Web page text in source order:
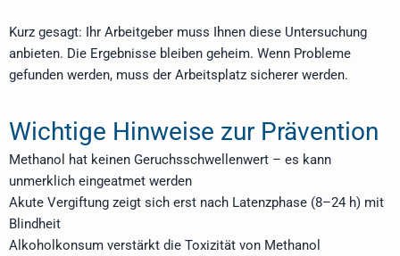
Kurz gesagt: Ihr Arbeitgeber muss Ihnen diese Untersuchung
anbieten. Die Ergebnisse bleiben geheim. Wenn Probleme
gefunden werden, muss der Arbeitsplatz sicherer werden.
Wichtige Hinweise zur Prävention
Methanol hat keinen Geruchsschwellenwert – es kann
unmerklich eingeatmet werden
Akute Vergiftung zeigt sich erst nach Latenzphase (8–24 h) mit
Blindheit
Alkoholkonsum verstärkt die Toxizität von Methanol